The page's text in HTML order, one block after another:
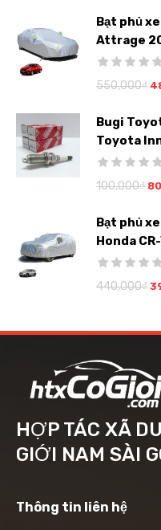
Bạt phủ
Attrage
550,000₫
Bugi
Toyota
100,000₫
Bạt phủ
Honda
440,000₫
HỢP TÁC XÃ
GIỚI NAM SÀI
Thông tin liên hệ